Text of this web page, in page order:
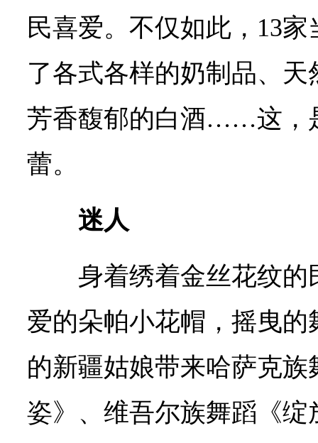
民喜爱。不仅如此，13
了各式各样的奶制品、
芳香馥郁的白酒……这，
蕾。
迷人
身着绣着金丝花纹
爱的朵帕小花帽，摇曳
的新疆姑娘带来哈萨克
姿》、维吾尔族舞蹈《